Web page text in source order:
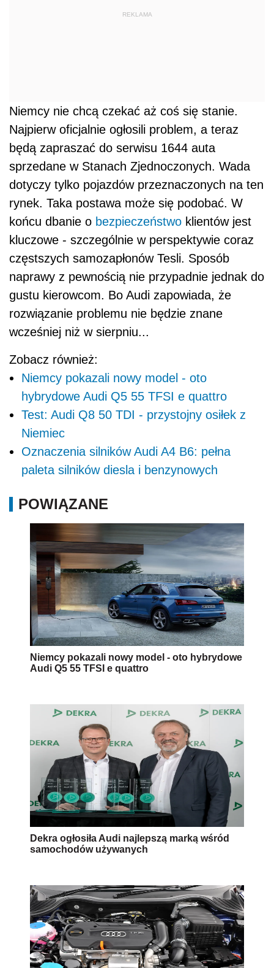
REKLAMA
Niemcy nie chcą czekać aż coś się stanie.
Najpierw oficjalnie ogłosili problem, a teraz
będą zapraszać do serwisu 1644 auta
sprzedane w Stanach Zjednoczonych. Wada
dotyczy tylko pojazdów przeznaczonych na ten
rynek. Taka postawa może się podobać. W
końcu dbanie o bezpieczeństwo klientów jest
kluczowe - szczególnie w perspektywie coraz
częstszych samozapłonów Tesli. Sposób
naprawy z pewnością nie przypadnie jednak do
gustu kierowcom. Bo Audi zapowiada, że
rozwiązanie problemu nie będzie znane
wcześniej niż w sierpniu...
Zobacz również:
Niemcy pokazali nowy model - oto
hybrydowe Audi Q5 55 TFSI e quattro
Test: Audi Q8 50 TDI - przystojny osiłek z
Niemiec
Oznaczenia silników Audi A4 B6: pełna
paleta silników diesla i benzynowych
POWIĄZANE
Niemcy pokazali nowy model - oto hybrydowe
Audi Q5 55 TFSI e quattro
Dekra ogłosiła Audi najlepszą marką wśród
samochodów używanych